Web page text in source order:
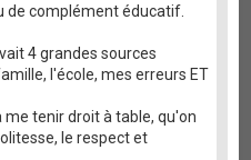
de complément éducatif.
4 grandes sources
l'école, mes erreurs ET
tenir droit à table, qu'on
le respect et